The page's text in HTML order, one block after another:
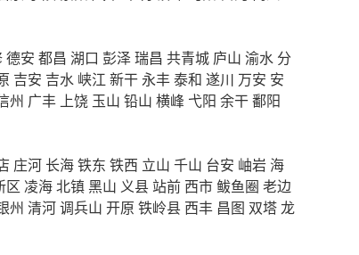
德安 都昌 湖口 彭泽瑞昌 共青城 庐山 渝水 分
吉安 吉水 峡江 新干 永丰泰和 遂川 万安 安
州 广丰 上饶 玉山 铅山 横峰 弋阳 余干鄱阳
庄河 长海铁东 铁西 立山 千山 台安 岫岩 海
区 凌海北镇黑山 义县 站前 西市 鲅鱼圈 老边
州 清河调兵山 开原 铁岭县 西丰 昌图 双塔龙